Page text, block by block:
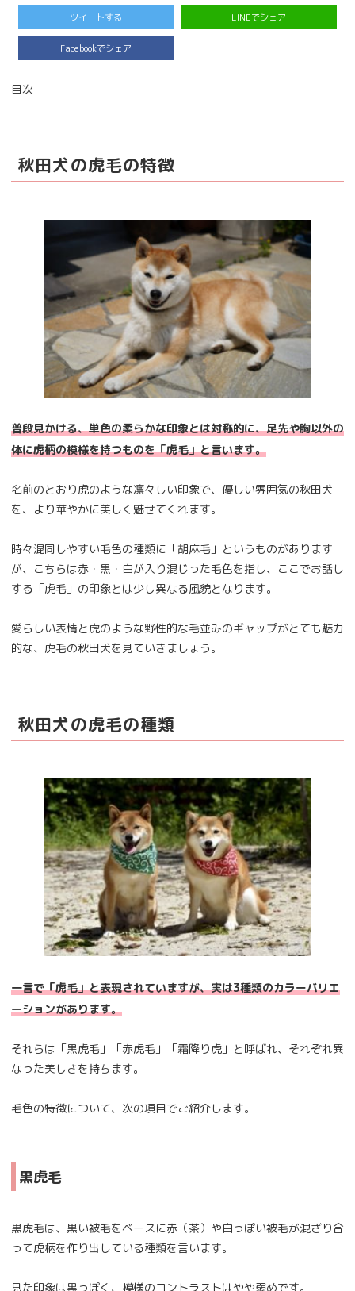
ツイートする LINEでシェア
Facebookでシェア
目次
秋田犬の虎毛の特徴
普段見かける、単色の柔らかな印象とは対称的に、足先や胸以外の
体に虎柄の模様を持つものを「虎毛」と言います。
名前のとおり虎のような凛々しい印象で、優しい雰囲気の秋田犬
を、より華やかに美しく魅せてくれます。
時々混同しやすい毛色の種類に「胡麻毛」というものがあります
が、こちらは赤・黒・白が入り混じった毛色を指し、ここでお話し
する「虎毛」の印象とは少し異なる風貌となります。
愛らしい表情と虎のような野性的な毛並みのギャップがとても魅力
的な、虎毛の秋田犬を見ていきましょう。
秋田犬の虎毛の種類
一言で「虎毛」と表現されていますが、実は3種類のカラーバリエ
ーションがあります。
それらは「黒虎毛」「赤虎毛」「霜降り虎」と呼ばれ、それぞれ異
なった美しさを持ちます。
毛色の特徴について、次の項目でご紹介します。
黒虎毛
黒虎毛は、黒い被毛をベースに赤（茶）や白っぽい被毛が混ざり合
って虎柄を作り出している種類を言います。
見た印象は黒っぽく、模様のコントラストはやや弱めです。